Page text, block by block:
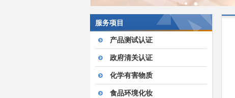
服务项目
产品测试认证
政府清关认证
化学有害物质
食品环境化妆